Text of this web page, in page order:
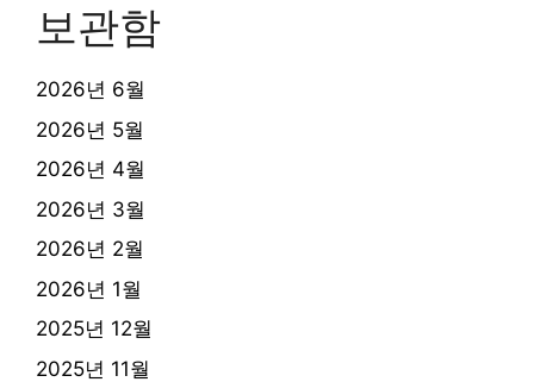
보관함
2026년 6월
2026년 5월
2026년 4월
2026년 3월
2026년 2월
2026년 1월
2025년 12월
2025년 11월